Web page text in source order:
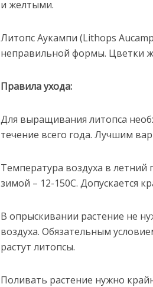
и желтыми.
Литопс Аукампи (Lithops
неправильной формы. Цветки
Правила ухода:
Для выращивания литопса
течение всего года. Лучшим
Температура воздуха в
зимой – 12-150С. Допускается
В опрыскивании растение не
воздуха. Обязательным
растут литопсы.
Поливать растение нужно